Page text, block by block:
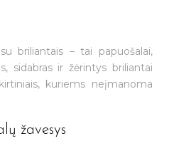
briliantais – tai papuošalai,
sidabras ir žėrintys briliantai
kuriems neįmanoma
žavesys